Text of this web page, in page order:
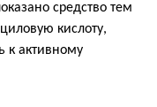
средство тем
кислоту,
к активному